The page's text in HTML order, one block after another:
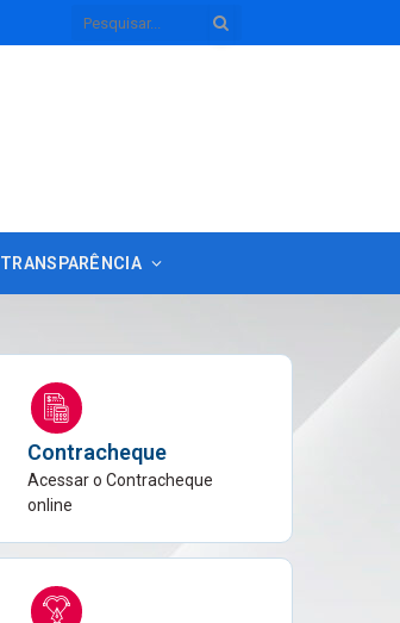
TRANSPARÊNCIA
Contracheque
Acessar o Contracheque
online